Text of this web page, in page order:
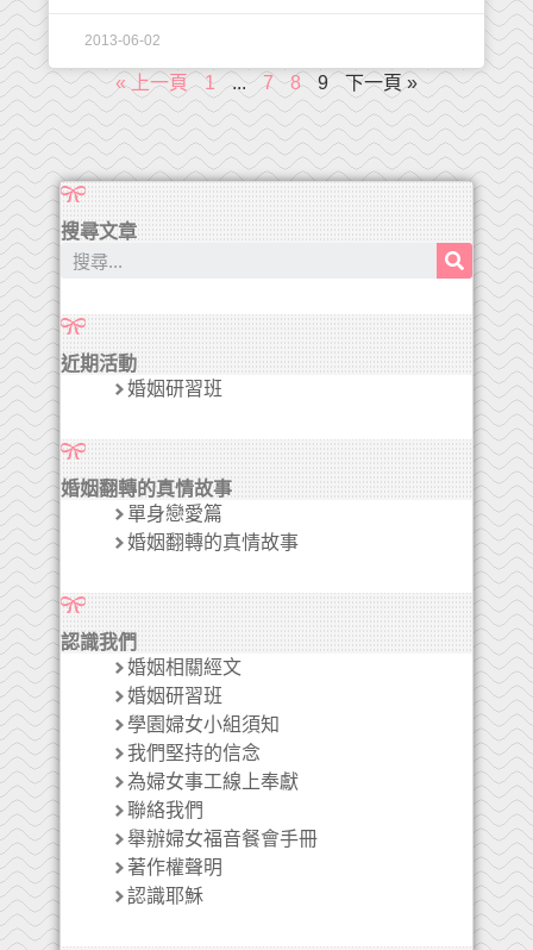
2013-06-02
« 上一頁 1 ... 7 8 9 下一頁 »
搜尋文章
近期活動
婚姻研習班
婚姻翻轉的真情故事
單身戀愛篇
婚姻翻轉的真情故事
認識我們
婚姻相關經文
婚姻研習班
學園婦女小組須知
我們堅持的信念
為婦女事工線上奉獻
聯絡我們
舉辦婦女福音餐會手冊
著作權聲明
認識耶穌